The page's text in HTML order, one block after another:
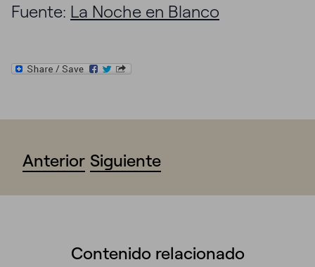
Fuente: La Noche en Blanco
Anterior Siguiente
Contenido relacionado